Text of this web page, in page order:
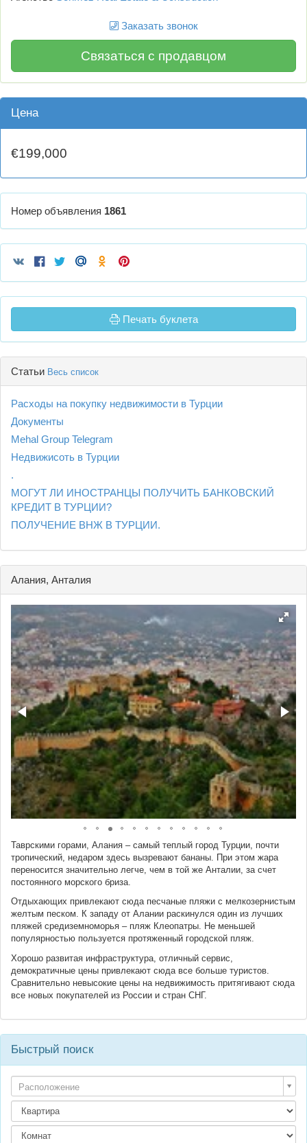
Заказать звонок
Связаться с продавцом
Цена
€199,000
Номер объявления 1861
Печать буклета
Статьи Весь список
Расходы на покупку недвижимости в Турции
Документы
Mehal Group Telegram
Недвижисоть в Турции
.
МОГУТ ЛИ ИНОСТРАНЦЫ ПОЛУЧИТЬ БАНКОВСКИЙ
КРЕДИТ В ТУРЦИИ?
ПОЛУЧЕНИЕ ВНЖ В ТУРЦИИ.
Алания, Анталия
Таврскими горами, Алания – самый теплый город Турции, почти
тропический, недаром здесь вызревают бананы. При этом жара
переносится значительно легче, чем в той же Анталии, за счет
постоянного морского бриза.
Отдыхающих привлекают сюда песчаные пляжи с мелкозернистым
желтым песком. К западу от Алании раскинулся один из лучших
пляжей средиземноморья – пляж Клеопатры. Не меньшей
популярностью пользуется протяженный городской пляж.
Хорошо развитая инфраструктура, отличный сервис,
демократичные цены привлекают сюда все больше туристов.
Сравнительно невысокие цены на недвижимость притягивают сюда
все новых покупателей из России и стран СНГ.
Быстрый поиск
Расположение